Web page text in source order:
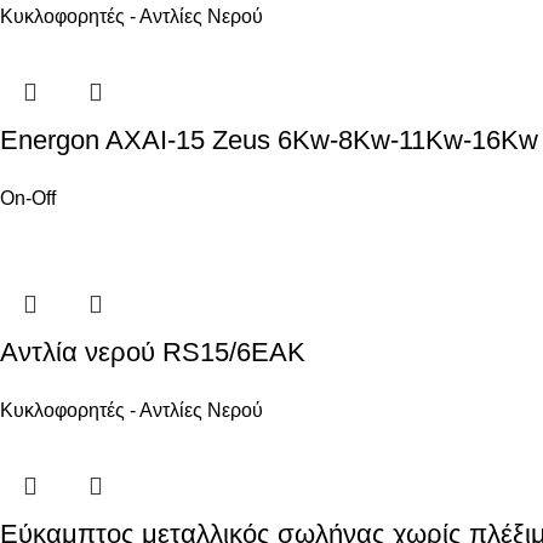
Κυκλοφορητές - Αντλίες Νερού
Energon AXAI-15 Zeus 6Kw-8Kw-11Kw-16Kw
On-Off
Αντλία νερού RS15/6EAK
Κυκλοφορητές - Αντλίες Νερού
Εύκαμπτος μεταλλικός σωλήνας χωρίς